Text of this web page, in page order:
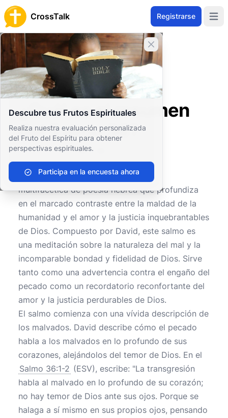
CrossTalk Registrarse
Cerrar banner
Descubre tus Frutos Espirituales
Realiza nuestra evaluación personalizada
del Fruto del Espíritu para obtener
perspectivas espirituales.
Participa en la encuesta ahora
Inicio
Archivo de Preguntas
Antiguo Testamento
Sabiduría y Poesía
¿Cuál es el resumen del Salmo 36?
¿Cuál es el resumen
del Salmo 36?
0 0 179
ElSalmo 36es una pieza profunda y
multifacética de poesía hebrea que profundiza
en el marcado contraste entre la maldad de la
humanidad y el amor y la justicia inquebrantables
de Dios. Compuesto por David, este salmo es
una meditación sobre la naturaleza del mal y la
incomparable bondad y fidelidad de Dios. Sirve
tanto como una advertencia contra el engaño del
pecado como un recordatorio reconfortante del
amor y la justicia perdurables de Dios.
El salmo comienza con una vívida descripción de
los malvados. David describe cómo el pecado
habla a los malvados en lo profundo de sus
corazones, alejándolos del temor de Dios. En el
Salmo 36:1-2 (ESV), escribe: "La transgresión
habla al malvado en lo profundo de su corazón;
no hay temor de Dios ante sus ojos. Porque se
halaga a sí mismo en sus propios ojos, pensando